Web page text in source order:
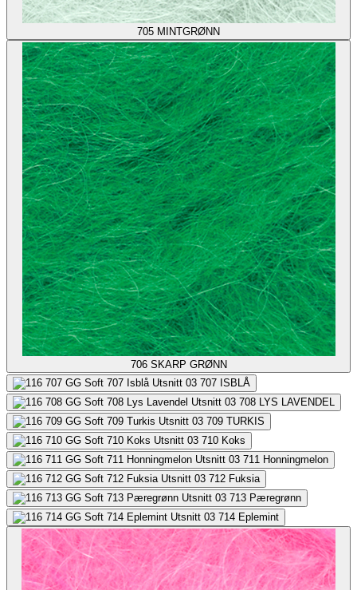
705 MINTGRØNN
706 SKARP GRØNN
707 ISBLÅ
708 LYS LAVENDEL
709 TURKIS
710 Koks
711 Honningmelon
712 Fuksia
713 Pæregrønn
714 Eplemint